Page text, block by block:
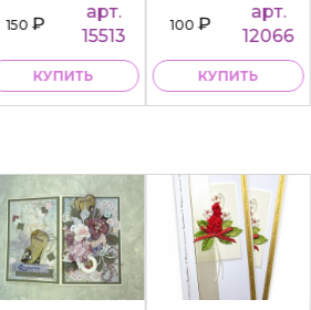
150₽
арт.
15513
КУПИТЬ
100₽
арт.
12066
КУПИТЬ